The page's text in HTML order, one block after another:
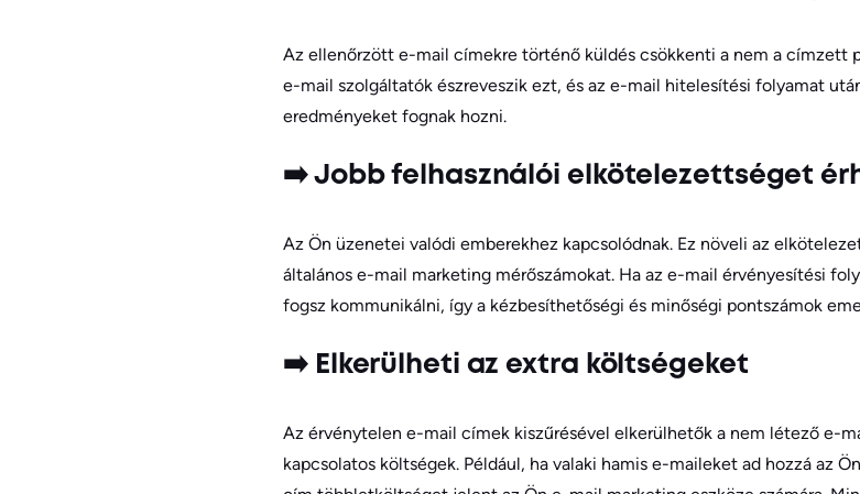
Az ellenőrzött e-mail címekre történő küldés csökkenti a nem a címzett
e-mail szolgáltatók észreveszik ezt, és az e-mail hitelesítési folyamat
eredményeket fognak hozni.
➡️ Jobb felhasználói elkötelezettséget
Az Ön üzenetei valódi emberekhez kapcsolódnak. Ez növeli az
általános e-mail marketing mérőszámokat. Ha az e-mail érvényesítési
fogsz kommunikálni, így a kézbesíthetőségi és minőségi pontszámok
➡️ Elkerülheti az extra költségeket
Az érvénytelen e-mail címek kiszűrésével elkerülhetők a nem létező e-
kapcsolatos költségek. Például, ha valaki hamis e-maileket ad hozzá az